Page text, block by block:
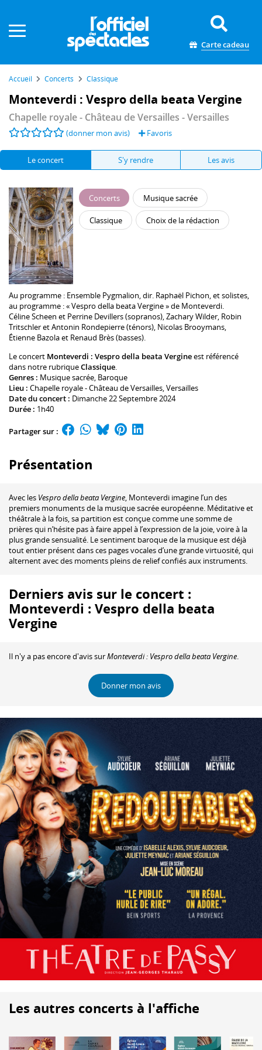
Carte cadeau
Accueil Concerts Classique
Monteverdi : Vespro della beata Vergine
Chapelle royale - Château de Versailles - Versailles
(donner mon avis) Favoris
Le concert S'y rendre Les avis
Concerts Musique sacrée
Classique Choix de la rédaction
Au programme : Ensemble Pygmalion , dir. Raphaël Pichon, et solistes,
au programme : « Vespro della beata Vergine » de Monteverdi.
Céline Scheen et Perrine Devillers(sopranos), Zachary Wilder Robin
TritschleretAntonin Rondepierre(ténors), Nicolas Brooymans
Étienne Bazolaet Renaud Brès(basses).
Le concert Monteverdi : Vespro della beata Vergineest référencé
dans notre rubriqueClassique.
Genres : Musique sacrée, Baroque
Lieu : Chapelle royale - Château de Versailles, Versailles
Date du concert : Dimanche 22 Septembre 2024
Durée : 1h40
Partager sur :
Présentation
Avec les Vespro della beata Vergine, Monteverdi imagine l’un des
premiers monuments de la musique sacrée européenne. Méditative et
théâtrale à la fois, sa partition est conçue comme une somme de
prières qui n’hésite pas à faire appel à l’expression de la joie, voire à la
plus grande sensualité. Le sentiment baroque de la musique est déjà
tout entier présent dans ces pages vocales d’une grande virtuosité, qui
alternent avec des moments pleins de relief confiés aux instruments.
Derniers avis sur le concert :
Monteverdi : Vespro della beata
Vergine
Il n'y a pas encore d'avis surMonteverdi : Vespro della beata Vergine.
Donner mon avis
Les autres concerts à l'affiche